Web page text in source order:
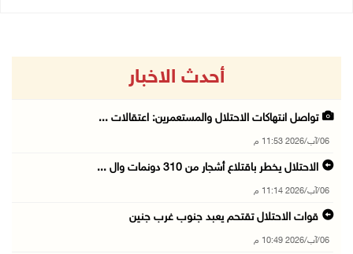
أحدث الاخبار
تواصل انتهاكات الاحتلال والمستعمرين: اعتقالات ...
06/آب/2026 11:53 م
الاحتلال يخطر باقتلاع أشجار من 310 دونمات وال ...
06/آب/2026 11:14 م
قوات الاحتلال تقتحم يعبد جنوب غرب جنين
06/آب/2026 10:49 م